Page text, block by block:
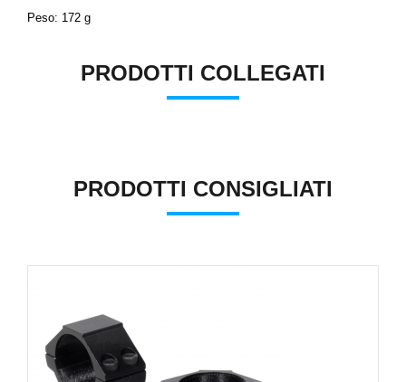
Peso: 172 g
PRODOTTI COLLEGATI
PRODOTTI CONSIGLIATI